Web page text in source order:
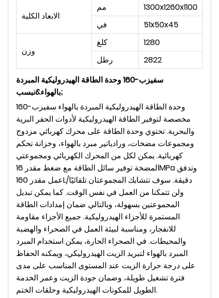
الابعاد الكلية
مم
1300x1260x1100
في
51x50x45
وزن
كلغ
1280
رطل
2822
سفيزب-160
وحدة الطاقة الهيدروليكية المبردة
بالهواء&نبسب;
وحدة الطاقة الهيدروليكية المبردة بالهواء سفيزب-160
مخصصة لتوفير الطاقة الهيدروليكية لأدوات الحفر البرية
والبحرية. تحتوي وحدة الطاقة على محرك كهربائي مزدوج
ومجموعات مضخات، ورادياتير مبرد بالهواء، وخزانة تحكم
كهربائية. يمكن لكل من المحرك الكهربائي ومجموعتي
المضخة توفير سائل الطاقة مع ضغط مقدر 16MPa وتدفق
عمل مقدر 160L/دقيقة. سوف تتشابك المجموعتان تلقائيًا
ولن تتمكنا من العمل في نفس الوقت. كما يمكن تبديل
المجموعتين بسهولة، وبالتالي ضمان إمدادات الطاقة
المستمرة للأجزاء الهيدروليكية. جميع الأجزاء مقاومة
للانفجار، ومناسبة لبيئة العمل في الصحراء والهضبة
والمحيطات. في الصحراء الحارة، يمكن استخدام المبرد
المبرد بالهواء لتبريد الزيت الهيدروليكي، ويمكنه الحفاظ
على درجة حرارة الزيت عند المستوى المناسب على مدى
فترة تشغيل طويلة، وضمان جودة الزيت وعمر الخدمة
الطويل للمكونات الهيدروليكية وحلقات الختم.